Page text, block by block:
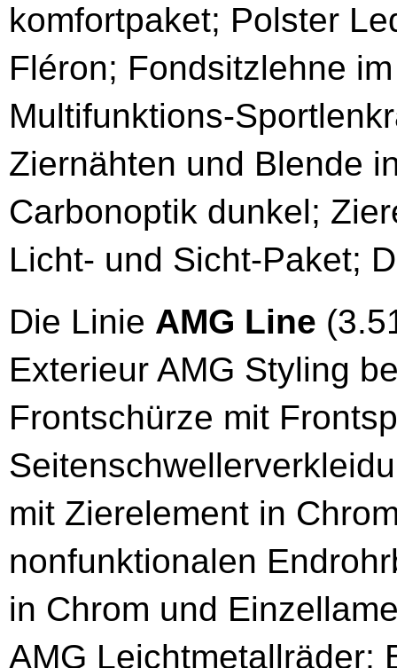
komfort­paket; Polster
Fléron; Fondsitzlehne
Multifunktions-
Ziernähten und Blende
Carbonoptik dunkel;
Licht- und Sicht-Paket;
Die Linie AMG Line
Exterieur AMG Styling
Frontschürze mit
mit Zierelement in
nonfunktionalen
in Chrom und
AMG Leichtmetallräder;